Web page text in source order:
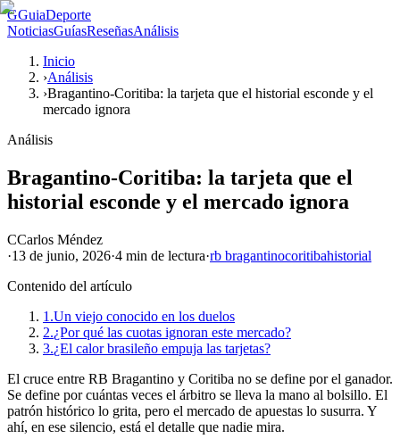
GGuiaDeporte
NoticiasGuíasReseñasAnálisis
Inicio
›Análisis
›Bragantino-Coritiba: la tarjeta que el historial esconde y el
mercado ignora
Análisis
Bragantino-Coritiba: la tarjeta que el
historial esconde y el mercado ignora
CCarlos Méndez
·13 de junio, 2026·4 min de lectura·rb bragantinocoritibahistorial
Contenido del artículo
1.Un viejo conocido en los duelos
2.¿Por qué las cuotas ignoran este mercado?
3.¿El calor brasileño empuja las tarjetas?
El cruce entre RB Bragantino y Coritiba no se define por el ganador.
Se define por cuántas veces el árbitro se lleva la mano al bolsillo. El
patrón histórico lo grita, pero el mercado de apuestas lo susurra. Y
ahí, en ese silencio, está el detalle que nadie mira.